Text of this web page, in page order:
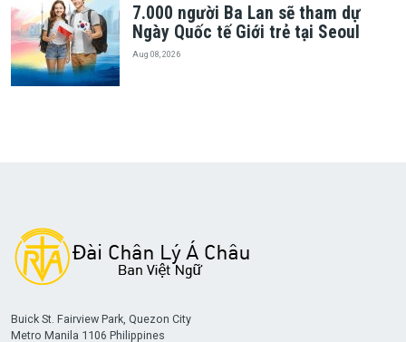
7.000 người Ba Lan sẽ tham dự
Ngày Quốc tế Giới trẻ tại Seoul
Aug 08, 2026
Buick St. Fairview Park, Quezon City
Metro Manila 1106 Philippines